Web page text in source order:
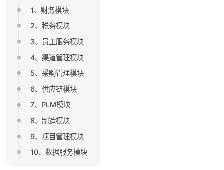
1、财务模块
2、税务模块
3、员工服务模块
4、渠道管理模块
5、采购管理模块
6、供应链模块
7、PLM模块
8、制造模块
9、项目管理模块
10、数据服务模块